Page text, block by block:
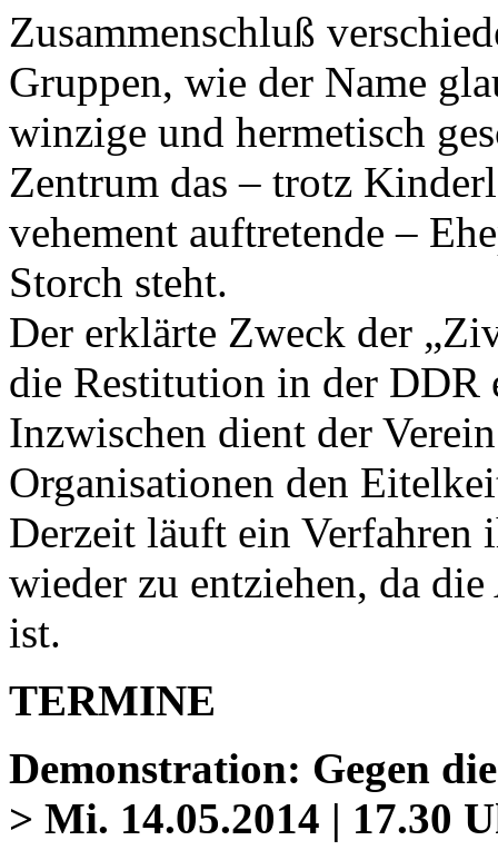
Zusammenschluß
Gruppen, wie der Name
winzige und hermetisch
Zentrum das – trotz
vehement auftretende –
Storch steht.
Der erklärte Zweck der
die Restitution in der DDR
Inzwischen dient der
Organisationen den
Derzeit läuft ein Verfahren
wieder zu entziehen, da
ist.
TERMINE
Demonstration: Gegen
> Mi. 14.05.2014 | 17.30